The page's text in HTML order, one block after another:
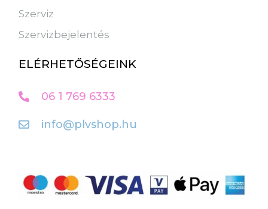
Szerviz
Szervizbejelentés
ELÉRHETŐSÉGEINK
06 1 769 6333
info@plvshop.hu